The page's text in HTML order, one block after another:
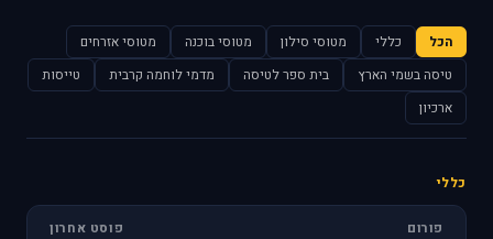
הכל כללי מטוסי סילון מטוסי בוכנה
מטוסי אזרחים
טיסה בשמי הארץ
בית ספר לטיסה מדמי לוחמה קרבית
טייסות
ארכיון
כללי
פורום פוסט אחרון